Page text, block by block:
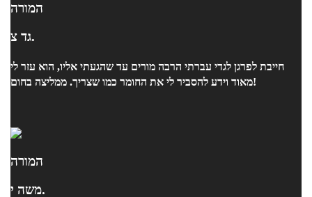
המורה
גד צ.
חייבת לפרגן לגדי עברתי הרבה מורים עד שהגעתי אליו, הוא עזר לי
מאוד וידע להסביר לי את החומר כמו שצריך. ממליצה בחום!
המורה
משה י.